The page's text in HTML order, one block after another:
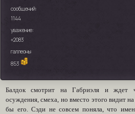
сообщений:
1144
уважение:
+2083
галлеоны:
853
Балдок смотрит на Габриэля и ждет
осуждения, смеха, но вместо этого видит
бы его. Сэди не совсем поняла, что